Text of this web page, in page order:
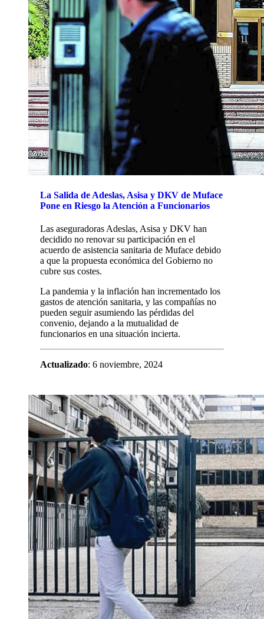
La Salida de Adeslas, Asisa y DKV de Muface
Pone en Riesgo la Atención a Funcionarios
Las aseguradoras Adeslas, Asisa y DKV han
decidido no renovar su participación en el
acuerdo de asistencia sanitaria de Muface debido
a que la propuesta económica del Gobierno no
cubre sus costes.
La pandemia y la inflación han incrementado los
gastos de atención sanitaria, y las compañías no
pueden seguir asumiendo las pérdidas del
convenio, dejando a la mutualidad de
funcionarios en una situación incierta.
Actualizado: 6 noviembre, 2024